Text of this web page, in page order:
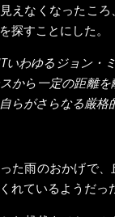
えなくなったこ
探すことにした。
いわゆるジョン・
から一定の距離
らがさらなる厳格
た雨のおかげで
れているようだっ